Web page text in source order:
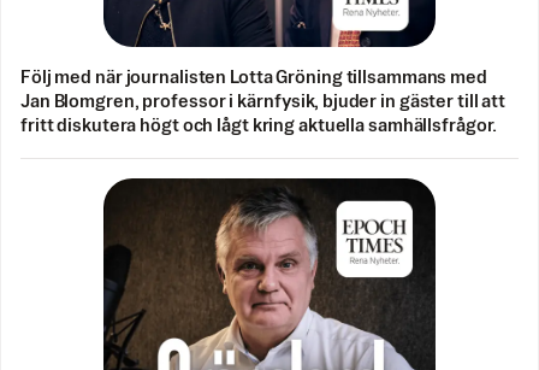
Följ med när journalisten Lotta Gröning tillsammans med
Jan Blomgren, professor i kärnfysik, bjuder in gäster till att
fritt diskutera högt och lågt kring aktuella samhällsfrågor.